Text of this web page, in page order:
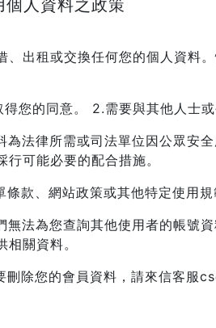
人資料之政策
、出租或交換任何您的個人資料
您的同意。 2.需要與其他人士
法律所需或司法單位因公眾安
行可能必要的配合措施。
款、網站政策或其他特定使用
法為您查詢其他使用者的帳號
相關資料。
刪除您的會員資料，請來信客服